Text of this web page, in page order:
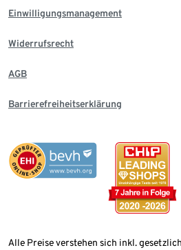
Einwilligungsmanagement
Widerrufsrecht
AGB
Barrierefreiheitserklärung
Alle Preise verstehen sich inkl.